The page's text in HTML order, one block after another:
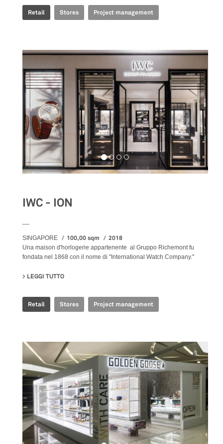
Retail Stores Project management
IWC - ION
SINGAPORE 100,00 sqm 2018
Una maison d'horlogerie appartenente al Gruppo Richemont fu
fondata nel 1868 con il nome di "International Watch Company."
LEGGI TUTTO
Retail Stores Project management